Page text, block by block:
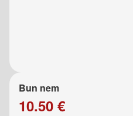
Bun nem
10.50 €